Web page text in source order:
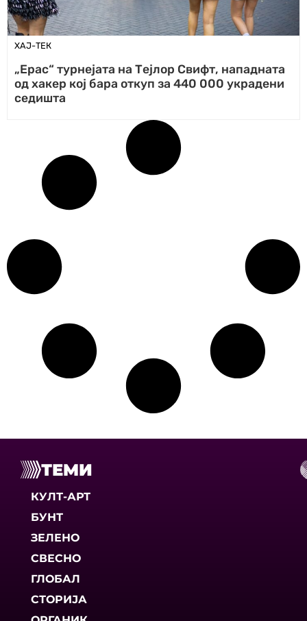
ХАЈ-ТЕК
„Ерас“ турнејата на Тејлор Свифт, нападната
од хакер кој бара откуп за 440 000 украдени
седишта
ТЕМИ
КУЛТ-АРТ
БУНТ
ЗЕЛЕНО
СВЕСНО
ГЛОБАЛ
СТОРИЈА